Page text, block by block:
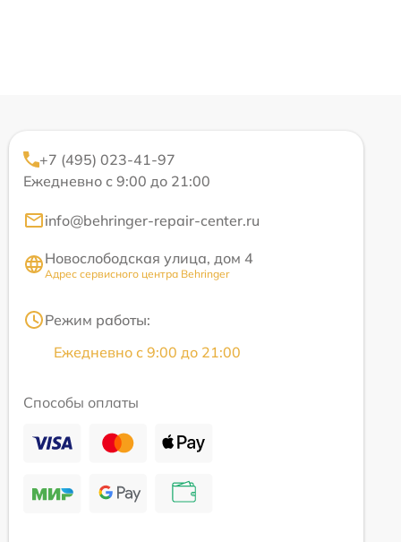
+7 (495) 023-41-97
Ежедневно с 9:00 до 21:00
info@behringer-repair-center.ru
Новослободская улица, дом 4
Адрес сервисного центра Behringer
Режим работы:
Ежедневно с 9:00 до 21:00
Способы оплаты